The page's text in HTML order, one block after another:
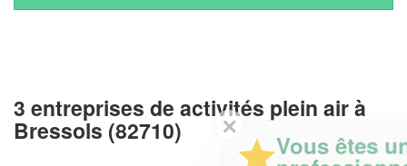
3 entreprises de activités plein air à
Bressols (82710)
✕
Vous êtes un